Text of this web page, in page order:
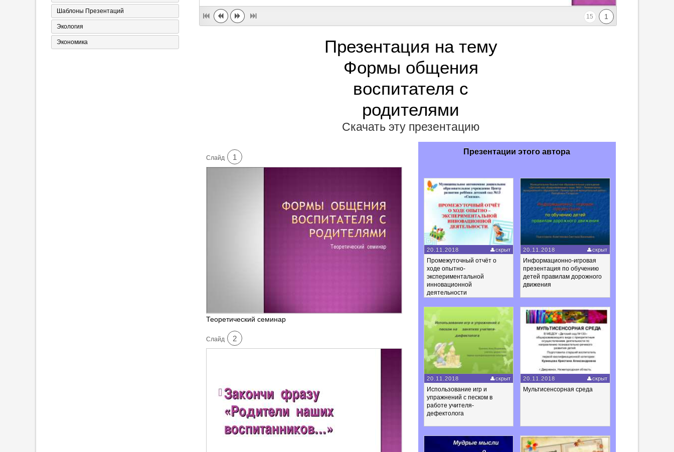
Шаблоны Презентаций
Экология
Экономика
1
15
Презентация на тему
Формы общения
воспитателя с
родителями
Скачать эту презентацию
Cлайд 1
Теоретический семинар
Cлайд 2
Презентации этого автора
20.11.2018 скрыт
Промежуточный отчёт о
ходе опытно-
экспериментальной
инновационной
деятельности
20.11.2018 скрыт
Информационно-игровая
презентация по обучению
детей правилам дорожного
движения
20.11.2018 скрыт
Использование игр и
упражнений с песком в
работе учителя-
дефектолога
20.11.2018 скрыт
Мультисенсорная среда